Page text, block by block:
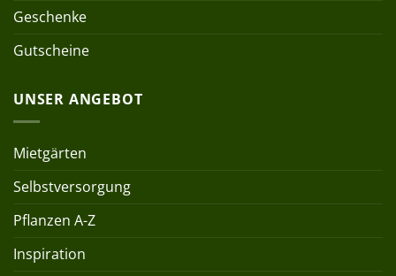
Geschenke
Gutscheine
UNSER ANGEBOT
Mietgärten
Selbstversorgung
Pflanzen A-Z
Inspiration